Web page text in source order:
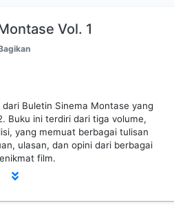
Vol. 1
Buletin Sinema Montase yang
Buku ini terdiri dari tiga volume,
yang memuat berbagai tulisan
ulasan, dan opini dari berbagai
film.